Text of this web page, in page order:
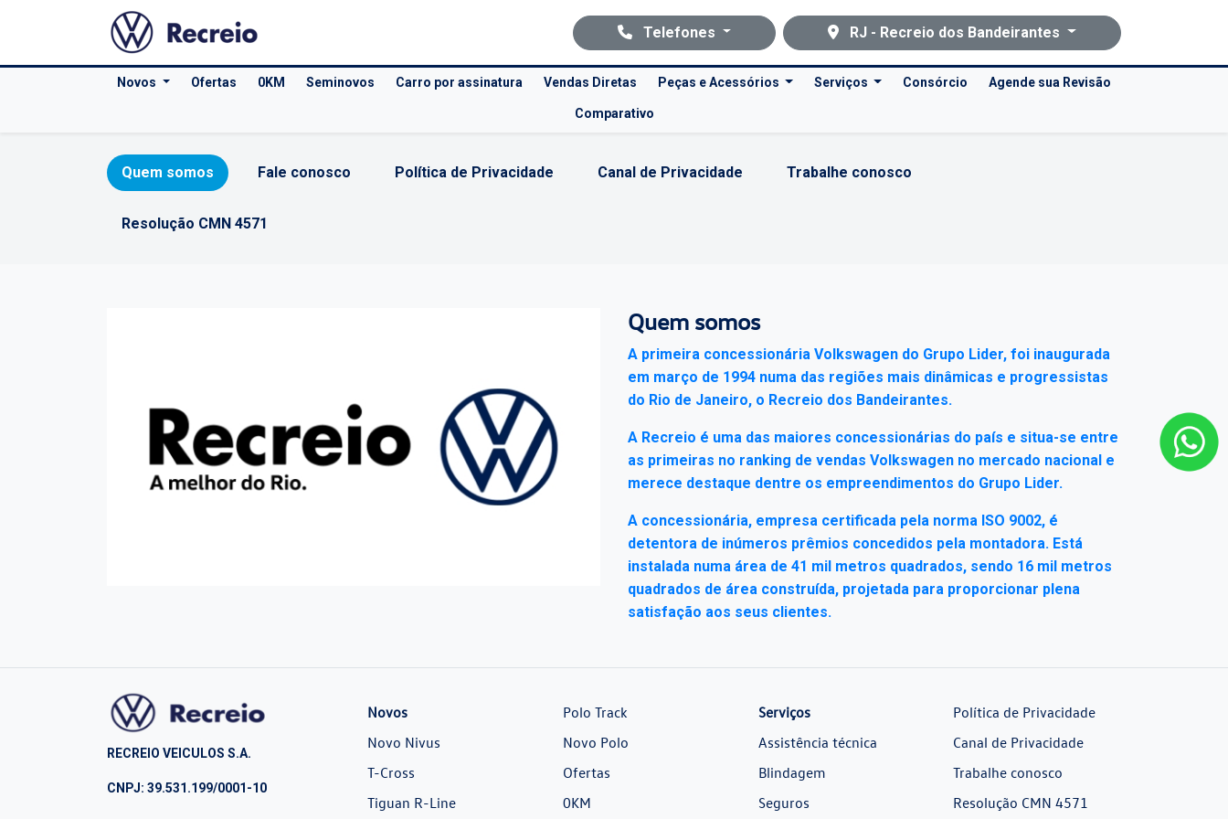
Telefones RJ - Recreio dos Bandeirantes
Novos Ofertas 0KM Seminovos Carro por assinatura Vendas Diretas Peças e Acessórios Serviços Consórcio Agende sua Revisão
Comparativo
Quem somos Fale conosco Política de Privacidade Canal de Privacidade Trabalhe conosco
Resolução CMN 4571
Quem somos
A primeira concessionária Volkswagen do Grupo Lider, foi inaugurada
em março de 1994 numa das regiões mais dinâmicas e progressistas
do Rio de Janeiro, o Recreio dos Bandeirantes.
A Recreio é uma das maiores concessionárias do país e situa-se entre
as primeiras no ranking de vendas Volkswagen no mercado nacional e
merece destaque dentre os empreendimentos do Grupo Lider.
A concessionária, empresa certificada pela norma ISO 9002, é
detentora de inúmeros prêmios concedidos pela montadora. Está
instalada numa área de 41 mil metros quadrados, sendo 16 mil metros
quadrados de área construída, projetada para proporcionar plena
satisfação aos seus clientes.
RECREIO VEICULOS S.A.
CNPJ: 39.531.199/0001-10
Novos
Novo Nivus
T-Cross
Tiguan R-Line
Polo Track
Novo Polo
Ofertas
0KM
Serviços
Assistência técnica
Blindagem
Seguros
Política de Privacidade
Canal de Privacidade
Trabalhe conosco
Resolução CMN 4571